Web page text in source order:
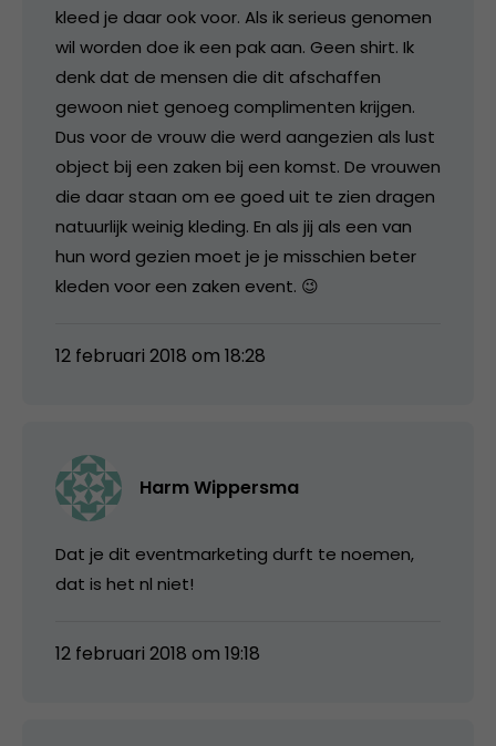
kleed je daar ook voor. Als ik serieus genomen
wil worden doe ik een pak aan. Geen shirt. Ik
denk dat de mensen die dit afschaffen
gewoon niet genoeg complimenten krijgen.
Dus voor de vrouw die werd aangezien als lust
object bij een zaken bij een komst. De vrouwen
die daar staan om ee goed uit te zien dragen
natuurlijk weinig kleding. En als jij als een van
hun word gezien moet je je misschien beter
kleden voor een zaken event. 😉
12 februari 2018 om 18:28
Harm Wippersma
Dat je dit eventmarketing durft te noemen,
dat is het nl niet!
12 februari 2018 om 19:18